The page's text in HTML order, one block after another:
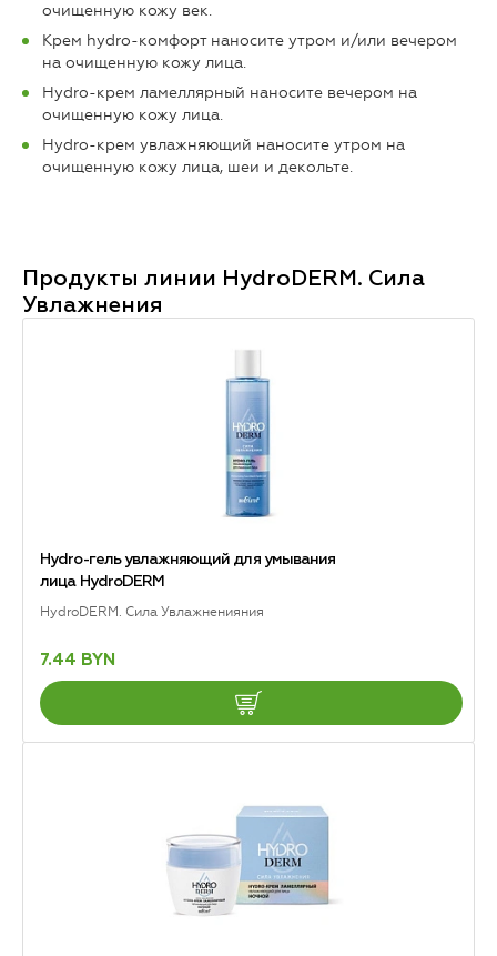
очищенную кожу век.
Крем hydro-комфорт наносите утром и/или вечером
на очищенную кожу лица.
Hydro-крем ламеллярный наносите вечером на
очищенную кожу лица.
Hydro-крем увлажняющий наносите утром на
очищенную кожу лица, шеи и декольте.
Продукты линии HydroDERM. Сила
Увлажнения
Hydro-гель увлажняющий для умывания
лица HydroDERM
HydroDERM. Сила Увлажненияния
7.44 BYN